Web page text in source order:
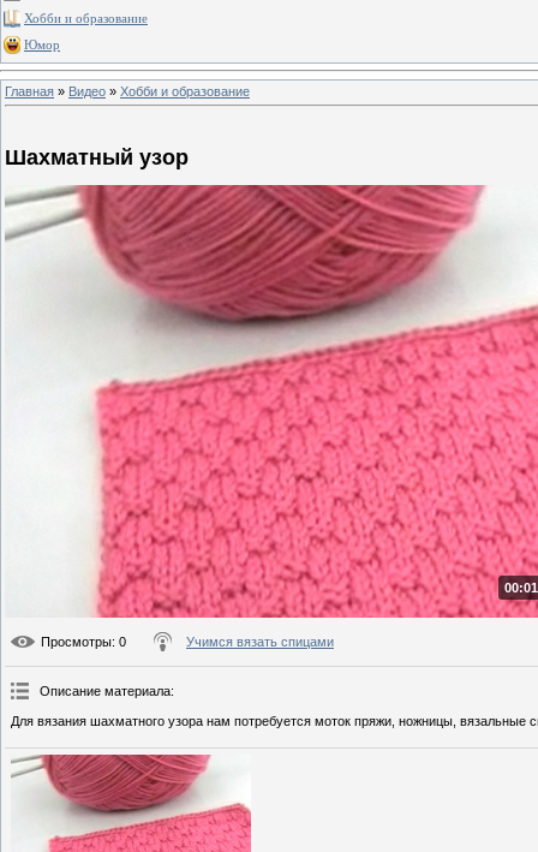
Хобби и образование
Юмор
Главная » Видео » Хобби и образование
Шахматный узор
Просмотры: 0 Учимся вязать спицами
Описание материала:
Для вязания шахматного узора нам потребуется моток пряжи, ножницы, вязальные